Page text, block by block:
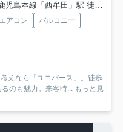
児島本線「西牟田」駅 徒歩33分
エアコン
バルコニー
えなら「ユニバース」。徒歩
のも魅力。来客時... もっと見